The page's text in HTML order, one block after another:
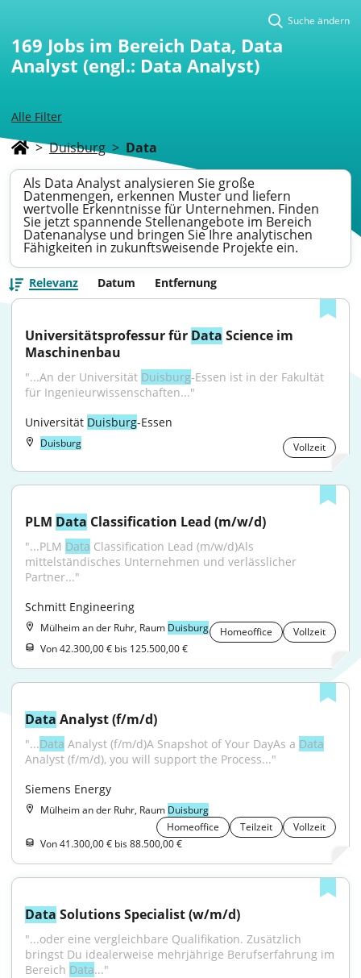
Alle Filter
Suche ändern
169 Jobs im Bereich Data, Data
Analyst (engl.: Data Analyst)
> Duisburg > Data
Als Data Analyst analysieren Sie große
Datenmengen, erkennen Muster und liefern
wertvolle Erkenntnisse für Unternehmen. Finden
Sie jetzt spannende Stellenangebote im Bereich
Datenanalyse und bringen Sie Ihre analytischen
Fähigkeiten in zukunftsweisende Projekte ein.
Relevanz Datum Entfernung
Universitätsprofessur für Data Science im
Maschinenbau
"...An der Universität Duisburg-Essen ist in der Fakultät
für Ingenieurwissenschaften..."
Universität Duisburg-Essen
Duisburg Vollzeit
PLM Data Classification Lead (m/w/d)
"...PLM Data Classification Lead (m/w/d)Als
mittelständisches Unternehmen und verlässlicher
Partner..."
Schmitt Engineering
Mülheim an der Ruhr, Raum Duisburg Homeoffice
Vollzeit
Von 42.300,00 € bis 125.500,00 €
Data Analyst (f/m/d)
"...Data Analyst (f/m/d)A Snapshot of Your DayAs a Data
Analyst (f/m/d), you will support the Process..."
Siemens Energy
Mülheim an der Ruhr, Raum Duisburg
Homeoffice
Teilzeit
Vollzeit
Von 41.300,00 € bis 88.500,00 €
Data Solutions Specialist (w/m/d)
"...oder eine vergleichbare Qualifikation. Zusätzlich
bringst Du idealerweise mehrjährige Berufserfahrung im
Bereich Data..."